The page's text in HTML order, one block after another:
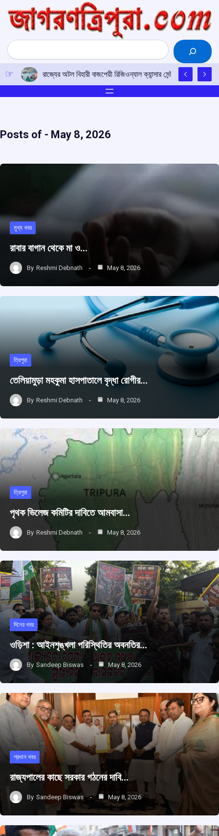
content
Search
চাকমা ভাষার উন্নয়নে সকলকে এগিয়ে আসার আহ্বান
Posts of - May 8, 2026
মুখ্য খবর
রাবার বাগান থেকে মা ও…
By Reshmi Debnath May 8, 2026
ত্রিপুরা
তেলিয়ামুড়া মহকুমা হাসপাতালে বৃদ্ধা রোগীর…
By Reshmi Debnath May 8, 2026
ত্রিপুরা
পৃথক ভিলেজ কমিটির দাবিতে আমবাসা…
By Reshmi Debnath May 8, 2026
দিনের খবর
ওড়িশা : আইনশৃঙ্খলা পরিস্থিতির অবনতির…
By Sandeep Biswas May 8, 2026
প্রধান খবর
রাজ্যপালের কাছে সরকার গঠনের দাবি…
By Sandeep Biswas May 8, 2026